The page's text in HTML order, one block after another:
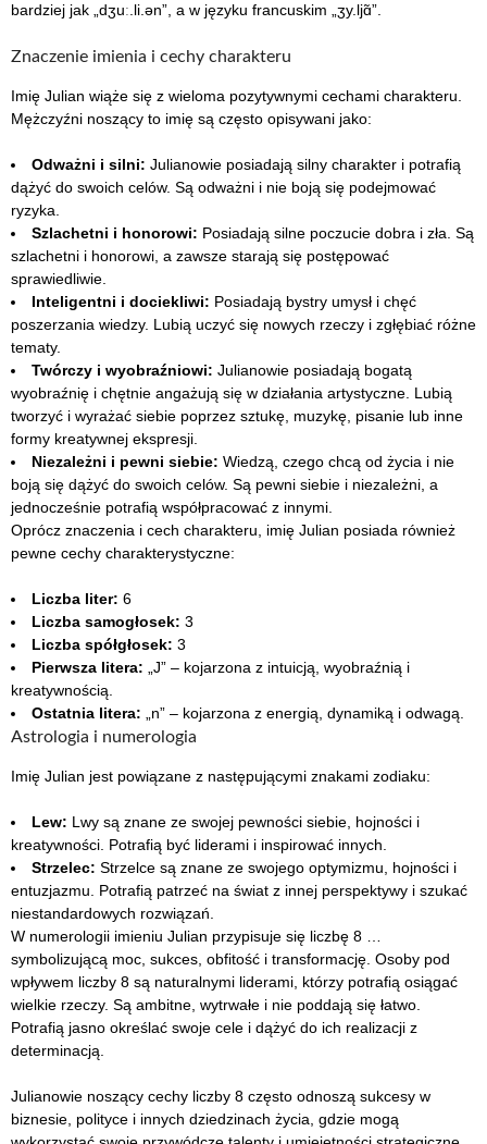
bardziej jak „dʒuː.li.ən”, a w języku francuskim „ʒy.ljɑ̃”.
Znaczenie imienia i cechy charakteru
Imię Julian wiąże się z wieloma pozytywnymi cechami charakteru.
Mężczyźni noszący to imię są często opisywani jako:
Odważni i silni: Julianowie posiadają silny charakter i potrafią
dążyć do swoich celów. Są odważni i nie boją się podejmować
ryzyka.
Szlachetni i honorowi: Posiadają silne poczucie dobra i zła. Są
szlachetni i honorowi, a zawsze starają się postępować
sprawiedliwie.
Inteligentni i dociekliwi: Posiadają bystry umysł i chęć
poszerzania wiedzy. Lubią uczyć się nowych rzeczy i zgłębiać różne
tematy.
Twórczy i wyobraźniowi: Julianowie posiadają bogatą
wyobraźnię i chętnie angażują się w działania artystyczne. Lubią
tworzyć i wyrażać siebie poprzez sztukę, muzykę, pisanie lub inne
formy kreatywnej ekspresji.
Niezależni i pewni siebie: Wiedzą, czego chcą od życia i nie
boją się dążyć do swoich celów. Są pewni siebie i niezależni, a
jednocześnie potrafią współpracować z innymi.
Oprócz znaczenia i cech charakteru, imię Julian posiada również
pewne cechy charakterystyczne:
Liczba liter: 6
Liczba samogłosek: 3
Liczba spółgłosek: 3
Pierwsza litera: „J” – kojarzona z intuicją, wyobraźnią i
kreatywnością.
Ostatnia litera: „n” – kojarzona z energią, dynamiką i odwagą.
Astrologia i numerologia
Imię Julian jest powiązane z następującymi znakami zodiaku:
Lew: Lwy są znane ze swojej pewności siebie, hojności i
kreatywności. Potrafią być liderami i inspirować innych.
Strzelec: Strzelce są znane ze swojego optymizmu, hojności i
entuzjazmu. Potrafią patrzeć na świat z innej perspektywy i szukać
niestandardowych rozwiązań.
W numerologii imieniu Julian przypisuje się liczbę 8 …
symbolizującą moc, sukces, obfitość i transformację. Osoby pod
wpływem liczby 8 są naturalnymi liderami, którzy potrafią osiągać
wielkie rzeczy. Są ambitne, wytrwałe i nie poddają się łatwo.
Potrafią jasno określać swoje cele i dążyć do ich realizacji z
determinacją.
Julianowie noszący cechy liczby 8 często odnoszą sukcesy w
biznesie, polityce i innych dziedzinach życia, gdzie mogą